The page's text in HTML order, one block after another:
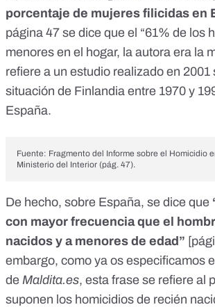
porcentaje de mujeres filicidas en
página 47 se dice que el “61% de los
menores en el hogar, la autora era la
refiere a un estudio realizado en 2001
situación de Finlandia entre 1970 y
España.
Fuente: Fragmento del Informe sobre el Homicidio
Ministerio del Interior (pág. 47).
De hecho, sobre España, se dice que
con mayor frecuencia que el
nacidos y a menores de edad”
embargo, como ya os especificamos
de Maldita.es, esta frase se refiere al
suponen los homicidios de recién